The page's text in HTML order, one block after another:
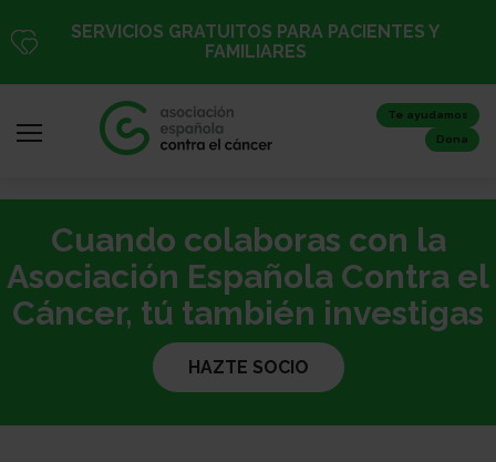
al
SERVICIOS GRATUITOS PARA PACIENTES Y
FAMILIARES
Te ayudamos
Dona
Iniciar
sesión
/
Registro
Inicio
Cuando colaboras con la
Asociación Española Contra el
Cáncer, tú también investigas
HAZTE SOCIO